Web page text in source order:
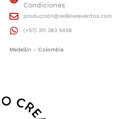
Condiciones
producción@redkiwieventos.com
(+57) 311 383 5458
Medellin - Colombia